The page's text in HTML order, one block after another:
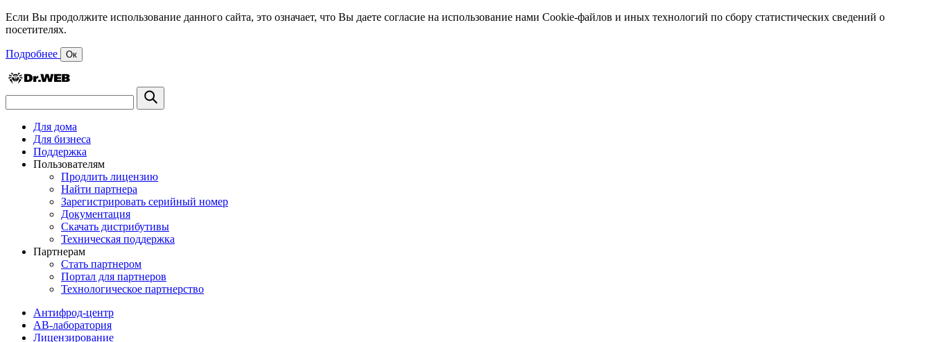
Если Вы продолжите использование данного сайта, это означает, что Вы даете согласие на использование нами Cookie-файлов и иных технологий по сбору статистических сведений о
посетителях.
Подробнее Ок
Для дома
Для бизнеса
Поддержка
Пользователям
Продлить лицензию
Найти партнера
Зарегистрировать серийный номер
Документация
Скачать дистрибутивы
Техническая поддержка
Партнерам
Стать партнером
Портал для партнеров
Технологическое партнерство
Антифрод-центр
АВ-лаборатория
Лицензирование